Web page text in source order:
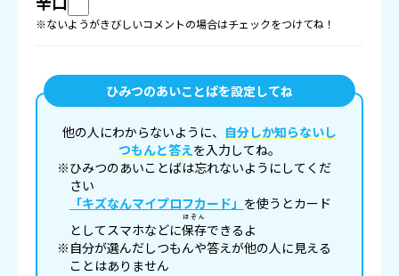
※ないようがきびしいコメントの場合はチェックをつけてね！
ひみつのあいことばを設定してね
他の人にわからないように、 自分しか知らないし
つもんと答えを入力してね。
※ひみつのあいことばは忘れないようにしてくだ
さい
「キズなんマイプロフカード」 を使うとカード
としてスマホなどに保存
ほぞん
できるよ
※自分が選んだしつもんや答えが他の人に見える
ことはありません